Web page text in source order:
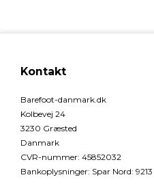
Kontakt
Barefoot-danmark.dk
Kolbevej 24
3230 Græsted
Danmark
CVR-nummer: 45852032
Bankoplysninger: Spar Nord: